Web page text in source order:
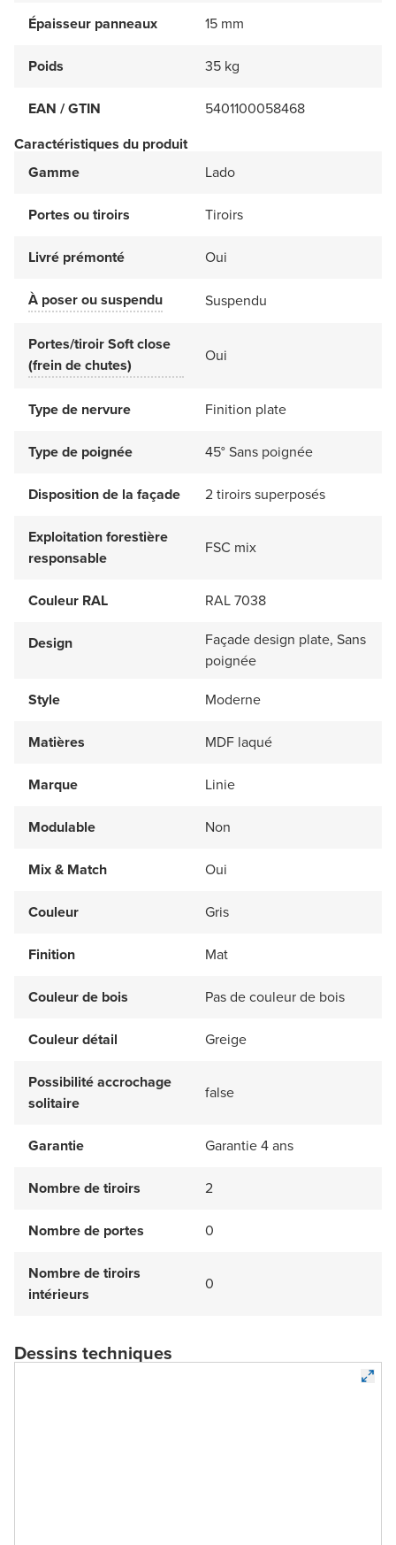
Épaisseur panneaux 15 mm
Poids 35 kg
EAN / GTIN
5401100058468
Caractéristiques du produit
Gamme
Lado
Portes ou tiroirs Tiroirs
Livré prémonté Oui
À poser ou suspendu Suspendu
Portes/tiroir Soft close
(frein de chutes)
Oui
Type de nervure Finition plate
Type de poignée 45° Sans poignée
Disposition de la façade 2 tiroirs superposés
Exploitation forestière
responsable
FSC mix
Couleur RAL RAL 7038
Design
Façade design plate, Sans
poignée
Style
Moderne
Matières MDF laqué
Marque Linie
Modulable Non
Mix & Match Oui
Couleur Gris
Finition Mat
Couleur de bois Pas de couleur de bois
Couleur détail Greige
Possibilité accrochage
solitaire
false
Garantie Garantie 4 ans
Nombre de tiroirs 2
Nombre de portes 0
Nombre de tiroirs
intérieurs
0
Dessins techniques